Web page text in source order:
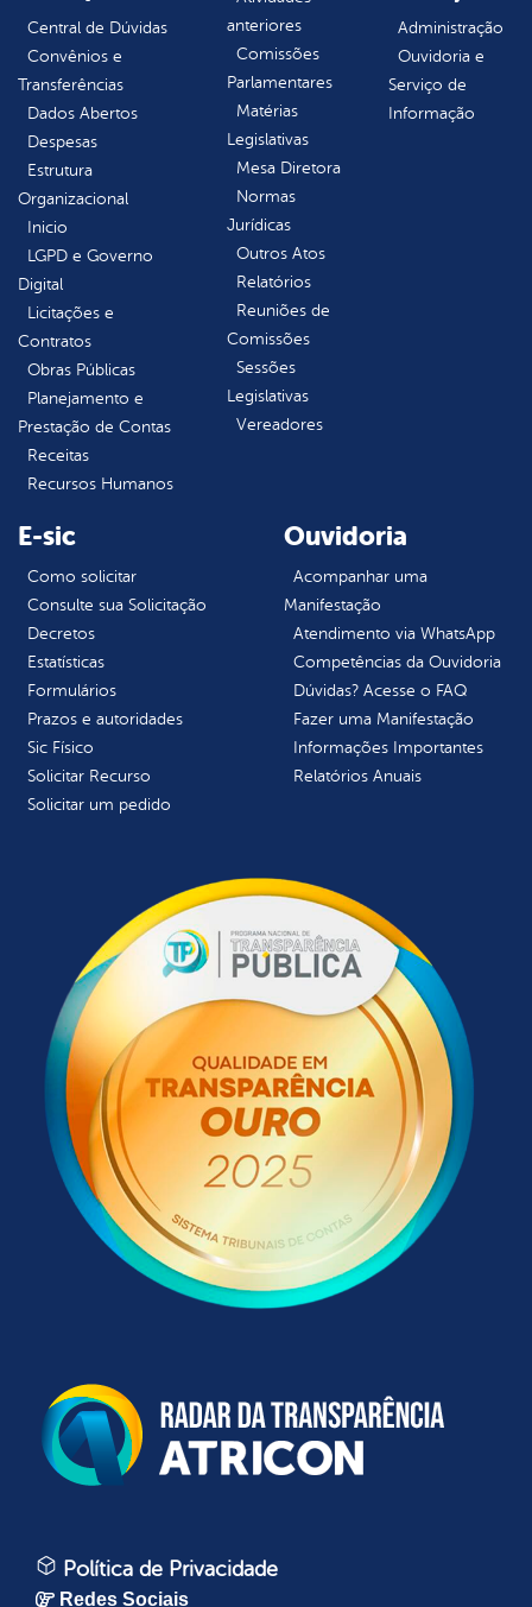
Central de Dúvidas
Convênios e
Transferências
Dados Abertos
Despesas
Estrutura
Organizacional
Inicio
LGPD e Governo
Digital
Licitações e
Contratos
Obras Públicas
Planejamento e
Prestação de Contas
Receitas
Recursos Humanos
anteriores
Comissões
Parlamentares
Matérias
Legislativas
Mesa Diretora
Normas
Jurídicas
Outros Atos
Relatórios
Reuniões de
Comissões
Sessões
Legislativas
Vereadores
Administração
Ouvidoria e
Serviço de
Informação
E-sic
Como solicitar
Consulte sua Solicitação
Decretos
Estatísticas
Formulários
Prazos e autoridades
Sic Físico
Solicitar Recurso
Solicitar um pedido
Ouvidoria
Acompanhar uma
Manifestação
Atendimento via WhatsApp
Competências da Ouvidoria
Dúvidas? Acesse o FAQ
Fazer uma Manifestação
Informações Importantes
Relatórios Anuais
Política de Privacidade
Redes Sociais